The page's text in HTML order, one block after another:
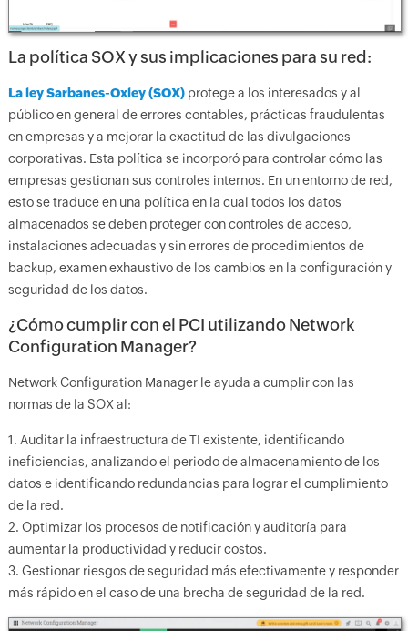
La política SOX y sus implicaciones para su red:
La ley Sarbanes-Oxley (SOX)protege a los interesados y al
público en general de errores contables, prácticas fraudulentas
en empresas y a mejorar la exactitud de las divulgaciones
corporativas. Esta política se incorporó para controlar cómo las
empresas gestionan sus controles internos. En un entorno de red,
esto se traduce en una política en la cual todos los datos
almacenados se deben proteger con controles de acceso,
instalaciones adecuadas y sin errores de procedimientos de
backup, examen exhaustivo de los cambios en la configuración y
seguridad de los datos.
¿Cómo cumplir con el PCI utilizando Network
Configuration Manager?
Network Configuration Manager le ayuda a cumplir con las
normas de la SOX al:
1. Auditar la infraestructura de TI existente, identificando
ineficiencias, analizando el periodo de almacenamiento de los
datos e identificando redundancias para lograr el cumplimiento
de la red.
2. Optimizar los procesos de notificación y auditoría para
aumentar la productividad y reducir costos.
3. Gestionar riesgos de seguridad más efectivamente y responder
más rápido en el caso de una brecha de seguridad de la red.